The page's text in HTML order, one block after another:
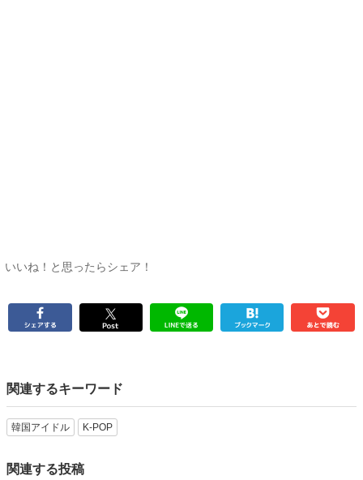
いいね！と思ったらシェア！
関連するキーワード
韓国アイドル K-POP
関連する投稿